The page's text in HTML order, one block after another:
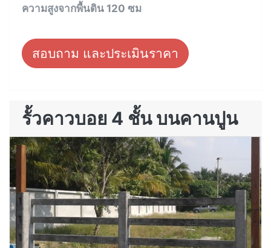
ความสูงจากพื้นดิน 120 ซม
สอบถาม และประเมินราคา
รั้วคาวบอย 4 ชั้น บนคานปูน